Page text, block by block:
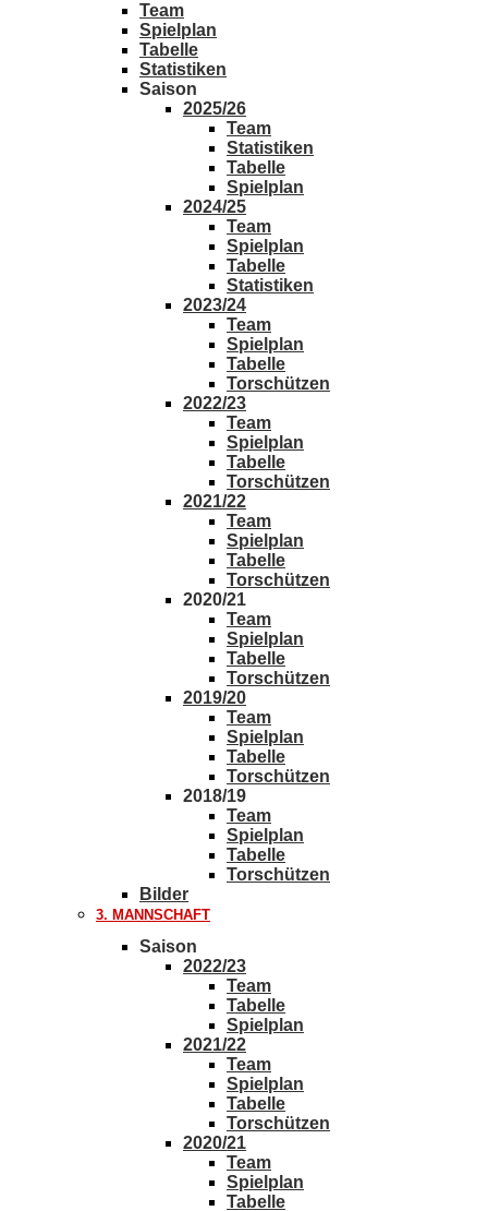
Team
Spielplan
Tabelle
Statistiken
Saison
2025/26
Team
Statistiken
Tabelle
Spielplan
2024/25
Team
Spielplan
Tabelle
Statistiken
2023/24
Team
Spielplan
Tabelle
Torschützen
2022/23
Team
Spielplan
Tabelle
Torschützen
2021/22
Team
Spielplan
Tabelle
Torschützen
2020/21
Team
Spielplan
Tabelle
Torschützen
2019/20
Team
Spielplan
Tabelle
Torschützen
2018/19
Team
Spielplan
Tabelle
Torschützen
Bilder
3. MANNSCHAFT
Saison
2022/23
Team
Tabelle
Spielplan
2021/22
Team
Spielplan
Tabelle
Torschützen
2020/21
Team
Spielplan
Tabelle